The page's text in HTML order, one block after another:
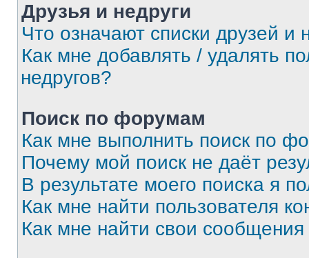
Друзья и недруги
Что означают списки друзей и
Как мне добавлять / удалять
недругов?
Поиск по форумам
Как мне выполнить поиск по
Почему мой поиск не даёт
В результате моего поиска я
Как мне найти пользователя
Как мне найти свои